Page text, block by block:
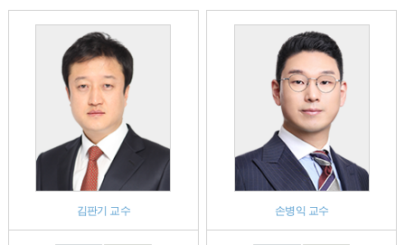
김판기 교수 손병익 교수